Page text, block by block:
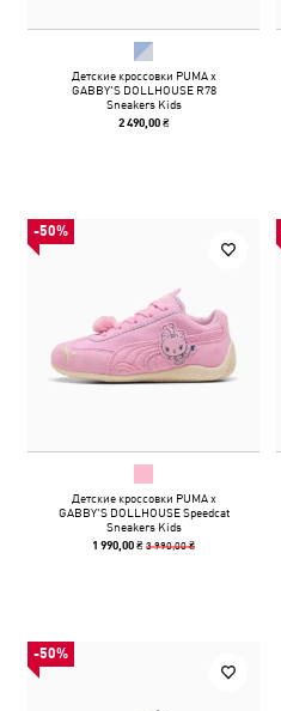
Детские кроссовки PUMA x
GABBY'S DOLLHOUSE R78
Sneakers Kids
2 490,00 ₴
-50%
Детские кроссовки PUMA x
GABBY'S DOLLHOUSE Speedcat
Sneakers Kids
1 990,00 ₴3 990,00 ₴
-50%